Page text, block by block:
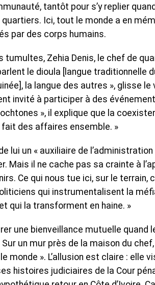
tantôt pour s’y replier
Ici, tout le monde a en
par des corps humains.
tumultes, Zehia Denis, le chef de
le dioula [langue traditionnelle
la langue des autres », glisse
invité à participer à des
», il explique que la
des affaires ensemble. »
lui un « auxiliaire de
Mais il ne cache pas sa crainte à
Ce qui nous tue ici, sur le
qui instrumentalisent la
qui la transforment en haine. »
une bienveillance mutuelle
un mur près de la maison du
monde ». L’allusion est claire : elle
histoires judiciaires de la Cour